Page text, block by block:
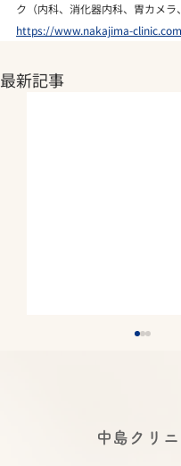
ク（内科、消化器内科、胃カメラ
https://www.nakajima-
最新記事
中島クリ